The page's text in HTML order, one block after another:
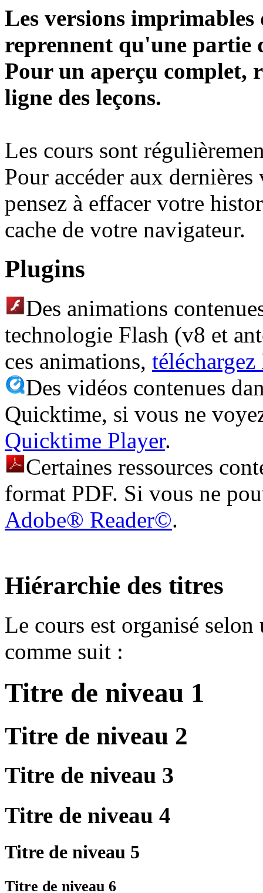
Les versions imprimables
reprennent qu'une partie
Pour un aperçu complet,
ligne des leçons.
Les cours sont
Pour accéder aux
pensez à effacer votre
cache de votre navigateur.
Plugins
Des animations
technologie Flash (v8 et
ces animations,
Des vidéos contenues
Quicktime, si vous ne
Quicktime Player.
Certaines ressources
format PDF. Si vous ne
Adobe® Reader©.
Hiérarchie des titres
Le cours est organisé
comme suit :
Titre de niveau 1
Titre de niveau 2
Titre de niveau 3
Titre de niveau 4
Titre de niveau 5
Titre de niveau 6